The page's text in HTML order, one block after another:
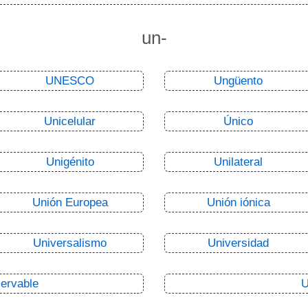
un-
UNESCO Ungüento
Unicelular Único
Unigénito Unilateral
Unión Europea Unión iónica
Universalismo Universidad